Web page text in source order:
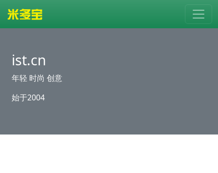
ist.cn
年轻 时尚 创意
始于2004